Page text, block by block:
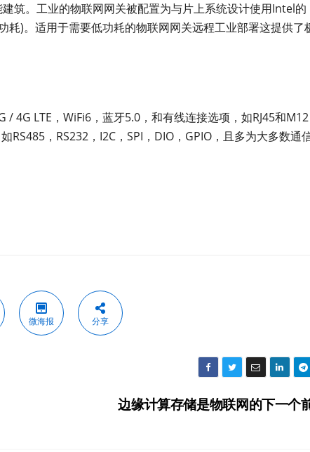
筑。工业的物联网网关被配置为与片上系统设计使用Intel的
耗)。适用于需要低功耗的物联网网关远程工业部署这提供了
4G LTE，WiFi6，蓝牙5.0，和有线连接选项，如RJ45和
RS485，RS232，I2C，SPI，DIO，GPIO，且多为大多数通
微海报 分享
边缘计算存储是物联网的下一个